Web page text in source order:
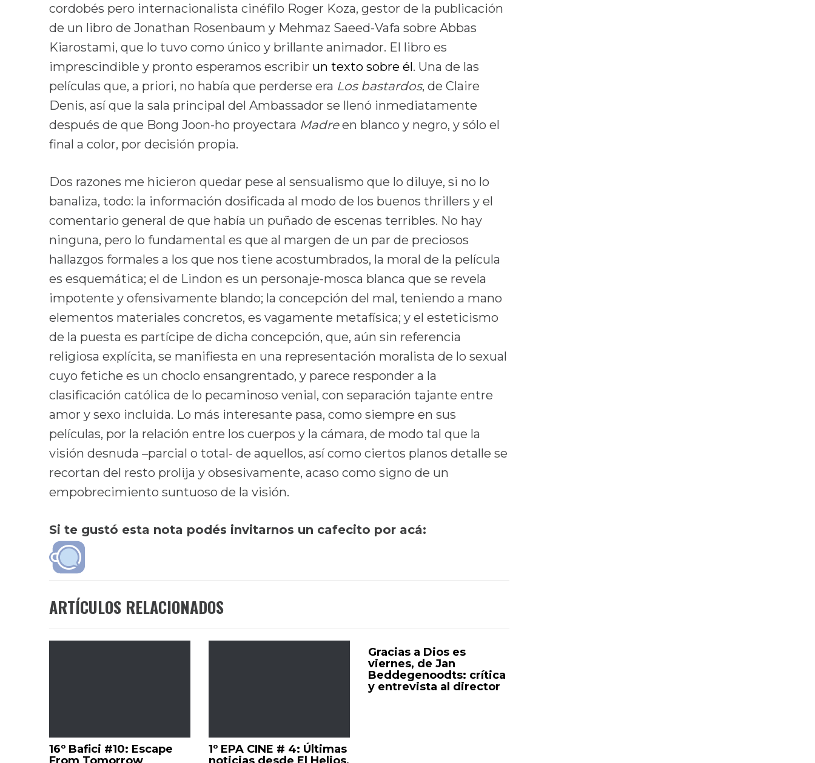
cordobés pero internacionalista cinéfilo Roger Koza, gestor de la publicación
de un libro de Jonathan Rosenbaum y Mehmaz Saeed-Vafa sobre Abbas
Kiarostami, que lo tuvo como único y brillante animador. El libro es
imprescindible y pronto esperamos escribir un texto sobre él. Una de las
películas que, a priori, no había que perderse era Los bastardos, de Claire
Denis, así que la sala principal del Ambassador se llenó inmediatamente
después de que Bong Joon-ho proyectara Madreen blanco y negro, y sólo el
final a color, por decisión propia.
Dos razones me hicieron quedar pese al sensualismo que lo diluye, si no lo
banaliza, todo: la información dosificada al modo de los buenos thrillers y el
comentario general de que había un puñado de escenas terribles. No hay
ninguna, pero lo fundamental es que al margen de un par de preciosos
hallazgos formales a los que nos tiene acostumbrados, la moral de la película
es esquemática; el de Lindon es un personaje-mosca blanca que se revela
impotente y ofensivamente blando; la concepción del mal, teniendo a mano
elementos materiales concretos, es vagamente metafísica; y el esteticismo
de la puesta es partícipe de dicha concepción, que, aún sin referencia
religiosa explícita, se manifiesta en una representación moralista de lo sexual
cuyo fetiche es un choclo ensangrentado, y parece responder a la
clasificación católica de lo pecaminoso venial, con separación tajante entre
amor y sexo incluida. Lo más interesante pasa, como siempre en sus
películas, por la relación entre los cuerpos y la cámara, de modo tal que la
visión desnuda –parcial o total- de aquellos, así como ciertos planos detalle se
recortan del resto prolija y obsesivamente, acaso como signo de un
empobrecimiento suntuoso de la visión.
Si te gustó esta nota podés invitarnos un cafecito por acá:
ARTÍCULOS RELACIONADOS
16º Bafici #10: Escape
1º EPA CINE # 4: Últimas
Gracias a Dios es
viernes, de Jan
Beddegenoodts: crítica
y entrevista al director